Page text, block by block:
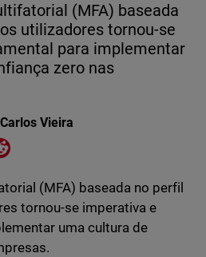
(MFA) baseada
utilizadores tornou-se
para implementar
zero nas
Carlos Vieira
on X
Share on Reddit
(MFA) baseada no perfil
tornou-se imperativa e
uma cultura de